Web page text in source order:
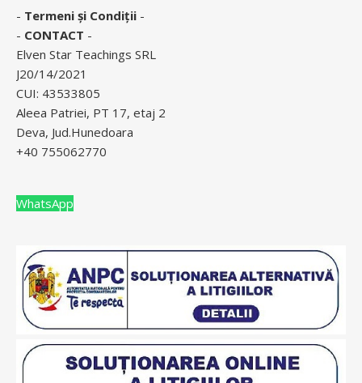
- Termeni și Condiții -
- CONTACT -
Elven Star Teachings SRL
J20/14/2021
CUI: 43533805
Aleea Patriei, PT 17, etaj 2
Deva, Jud.Hunedoara
+40 755062770
WhatsApp